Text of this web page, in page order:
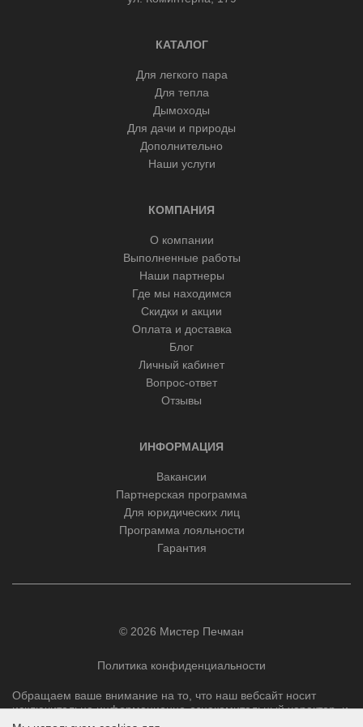
КАТАЛОГ
Для легкого пара
Для тепла
Дымоходы
Для дачи и природы
Дополнительно
Наши услуги
КОМПАНИЯ
О компании
Выполненные работы
Наши партнеры
Где мы находимся
Скидки и акции
Оплата и доставка
Блог
Личный кабинет
Вопрос-ответ
Отзывы
ИНФОРМАЦИЯ
Вакансии
Партнерская программа
Для юридических лиц
Программа лояльности
Гарантия
© 2026 Мистер Печман
Политика конфиденциальности
Обращаем ваше внимание на то, что наш вебсайт носит
исключительно информационно-ознакомительный характер, и
ни при каких условиях не является публичной офертой,